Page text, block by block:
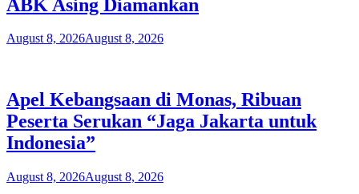
ABK Asing Diamankan
August 8, 2026August 8, 2026
Apel Kebangsaan di Monas, Ribuan
Peserta Serukan “Jaga Jakarta untuk
Indonesia”
August 8, 2026August 8, 2026